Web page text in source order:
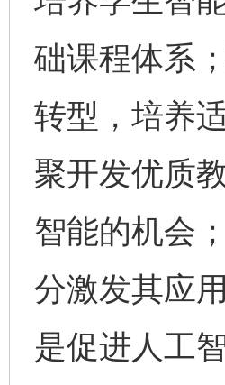
础课程体系
转型，培养
聚开发优质
智能的机会
分激发其应
是促进人工